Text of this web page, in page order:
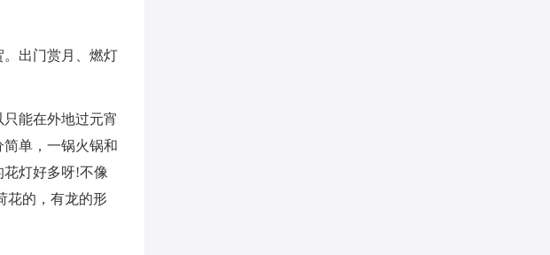
出门赏月、燃灯
能在外地过元宵
单，一锅火锅和
灯好多呀!不像
花的，有龙的形